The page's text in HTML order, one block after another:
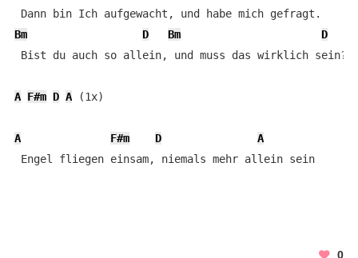
Bm
D Bm D
Bist du auch so allein, und muss das wirklich sein?
A F#m D A (1x)
A F#m D
A
Engel fliegen einsam, niemals mehr allein sein
0